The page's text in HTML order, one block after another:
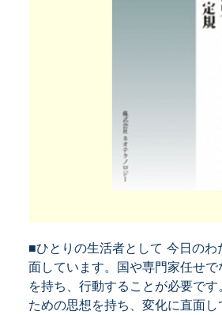
■ひとりの生活者として 今日の
面しています。国や専門家任せ
を持ち、行動することが必要で
ための思想を持ち、変化に直面